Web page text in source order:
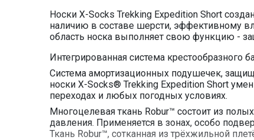
Носки X-Socks Trekking Expedition Short
наличию в составе шерсти, эффективному
область носка выполняет свою функцию -
Интегрированная система крестообразного
Система амортизационных подушечек,
носки X-Socks® Trekking Expedition Short
переходах и любых погодных условиях.
Многоцелевая ткань Robur™ состоит из
давления. Применяется в зонах, особо
Ткань Robur™, сотканная из трёхжильной